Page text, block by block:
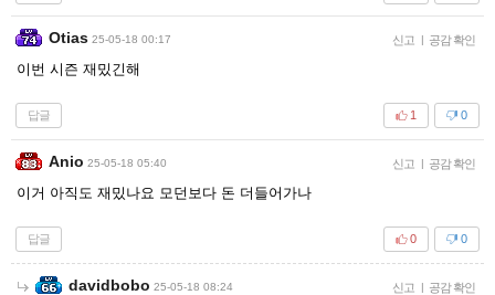
Otias 25-05-18 00:17 신고 | 공감 확인
이번 시즌 재밌긴해
답글 0
1
Anio 25-05-18 05:40 신고 | 공감 확인
이거 아직도 재밌나요 모던보다 돈 더들어가나
답글 0
0
davidbobo 25-05-18 08:24 신고 | 공감 확인